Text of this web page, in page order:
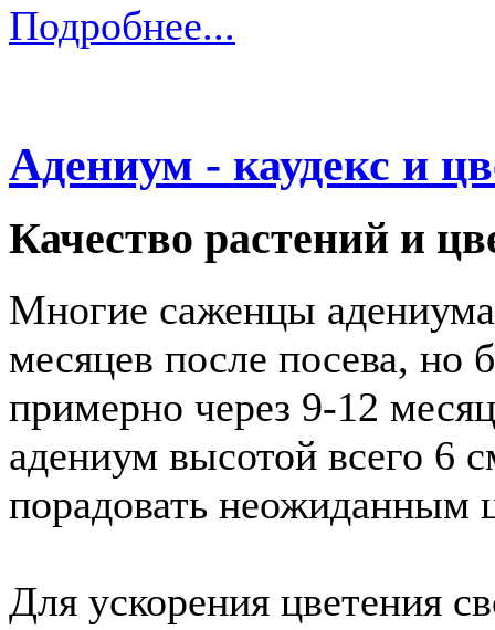
Подробнее...
Адениум - каудекс и
Качество растений и
Многие саженцы адениума
месяцев после посева, но
примерно через 9-12
адениум высотой всего 6
порадовать неожиданным
Для ускорения цветения